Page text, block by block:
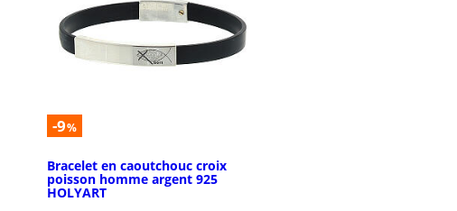
-9%
Bracelet en caoutchouc croix
poisson homme argent 925
HOLYART